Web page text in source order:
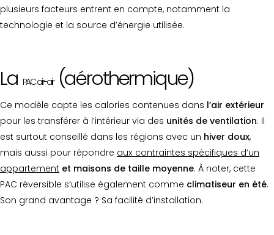
plusieurs facteurs entrent en compte, notamment la
technologie et la source d’énergie utilisée.
La PAC air-air(aérothermique)
Ce modèle capte les calories contenues dans l’air extérieur
pour les transférer à l’intérieur via des unités de ventilation. Il
est surtout conseillé dans les régions avec un hiver doux,
mais aussi pour répondre aux contraintes spécifiques d’un
appartement et maisons de taille moyenne. À noter, cette
PAC réversible s’utilise également comme climatiseur en été.
Son grand avantage ? Sa facilité d’installation.